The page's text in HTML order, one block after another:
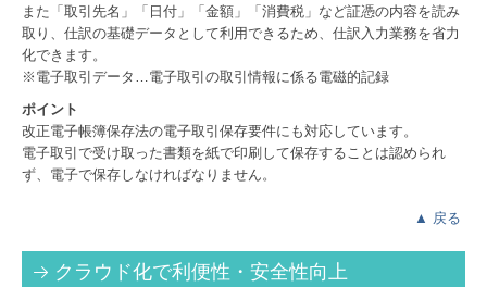
また「取引先名」「日付」「金額」「消費税」など証憑の内容を読み
取り、仕訳の基礎データとして利用できるため、仕訳入力業務を省力
化できます。
※電子取引データ…電子取引の取引情報に係る電磁的記録
ポイント
改正電子帳簿保存法の電子取引保存要件にも対応しています。
電子取引で受け取った書類を紙で印刷して保存することは認められ
ず、電子で保存しなければなりません。
▲ 戻る
クラウド化で利便性・安全性向上